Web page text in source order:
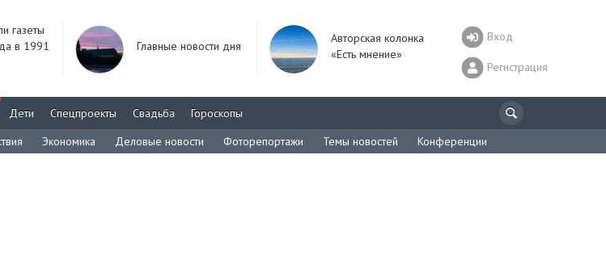
газеты
в 1991
Главные новости дня
Авторская колонка
«Есть мнение»
Вход
Регистрация
Дети Спецпроекты Свадьба
Гороскопы
Экономика Деловые новости Фоторепортажи Темы новостей Конференции